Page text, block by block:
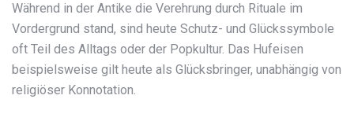
Während in der Antike die Verehrung durch Rituale im
Vordergrund stand, sind heute Schutz- und Glückssymbole
oft Teil des Alltags oder der Popkultur. Das Hufeisen
beispielsweise gilt heute als Glücksbringer, unabhängig von
religiöser Konnotation.